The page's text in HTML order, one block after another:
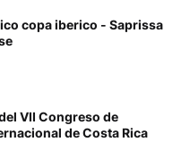
copa iberico - Saprissa
VII Congreso de
de Costa Rica